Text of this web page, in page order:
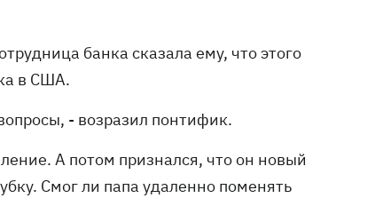
банка сказала ему, что этого
в США.
- возразил понтифик.
А потом признался, что он новый
Смог ли папа удаленно поменять